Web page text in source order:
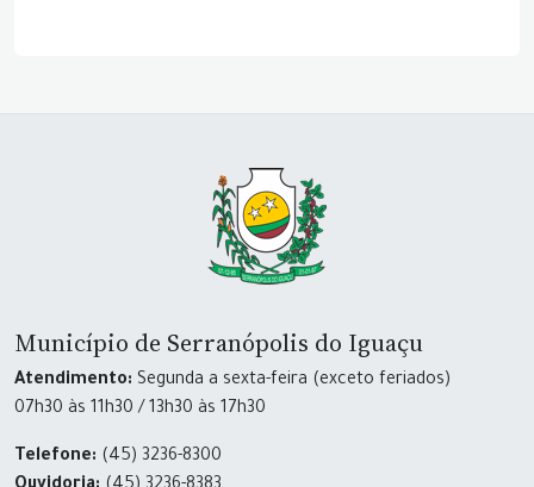
Município de Serranópolis do Iguaçu
Atendimento: Segunda a sexta-feira (exceto feriados)
07h30 às 11h30 / 13h30 às 17h30
Telefone: (45) 3236-8300